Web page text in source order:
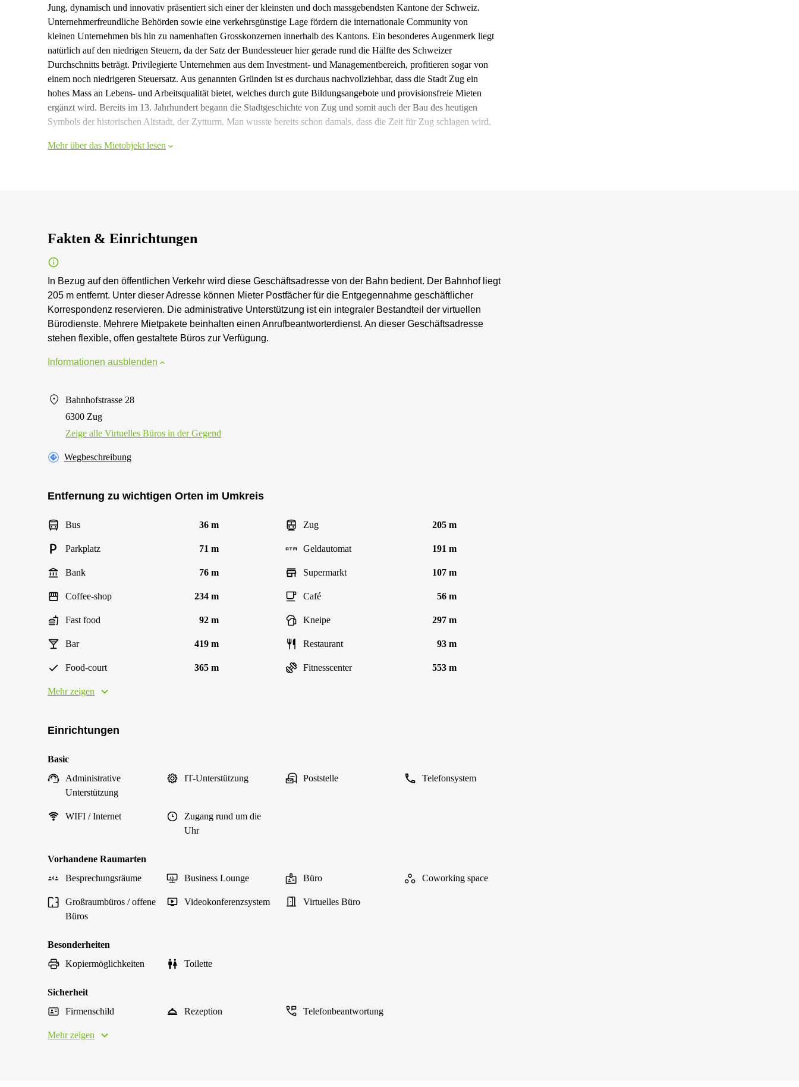
Jung, dynamisch und innovativ präsentiert sich einer der kleinsten und doch massgebendsten Kantone der Schweiz.
Unternehmerfreundliche Behörden sowie eine verkehrsgünstige Lage fördern die internationale Community von
kleinen Unternehmen bis hin zu namenhaften Grosskonzernen innerhalb des Kantons. Ein besonderes Augenmerk liegt
natürlich auf den niedrigen Steuern, da der Satz der Bundessteuer hier gerade rund die Hälfte des Schweizer
Durchschnitts beträgt. Privilegierte Unternehmen aus dem Investment- und Managementbereich, profitieren sogar von
einem noch niedrigeren Steuersatz. Aus genannten Gründen ist es durchaus nachvollziehbar, dass die Stadt Zug ein
hohes Mass an Lebens- und Arbeitsqualität bietet, welches durch gute Bildungsangebote und provisionsfreie Mieten
ergänzt wird. Bereits im 13. Jahrhundert begann die Stadtgeschichte von Zug und somit auch der Bau des heutigen
Symbols der historischen Altstadt, der Zytturm. Man wusste bereits schon damals, dass die Zeit für Zug schlagen wird.
Mehr über das Mietobjekt lesen
Fakten & Einrichtungen
In Bezug auf den öffentlichen Verkehr wird diese Geschäftsadresse von der Bahn bedient. Der Bahnhof liegt
205 m entfernt. Unter dieser Adresse können Mieter Postfächer für die Entgegennahme geschäftlicher
Korrespondenz reservieren. Die administrative Unterstützung ist ein integraler Bestandteil der virtuellen
Bürodienste. Mehrere Mietpakete beinhalten einen Anrufbeantworterdienst. An dieser Geschäftsadresse
stehen flexible, offen gestaltete Büros zur Verfügung.
Informationen ausblenden
Bahnhofstrasse 28
6300 Zug
Zeige alle Virtuelles Büros in der Gegend
Wegbeschreibung
Entfernung zu wichtigen Orten im Umkreis
Bus 36 m Zug 205 m
Parkplatz 71 m Geldautomat 191 m
Bank 76 m Supermarkt 107 m
Coffee-shop 234 m Café 56 m
Fast food 92 m Kneipe 297 m
Bar 419 m Restaurant 93 m
Food-court 365 m Fitnesscenter 553 m
Mehr zeigen
Einrichtungen
Basic
Administrative
Unterstützung
IT-Unterstützung Poststelle Telefonsystem
WIFI / Internet
Zugang rund um die
Uhr
Vorhandene Raumarten
Besprechungsräume
Business Lounge Büro Coworking space
Großraumbüros / offene
Büros
Videokonferenzsystem Virtuelles Büro
Besonderheiten
Kopiermöglichkeiten
Toilette
Sicherheit
Firmenschild
Rezeption Telefonbeantwortung
Mehr zeigen